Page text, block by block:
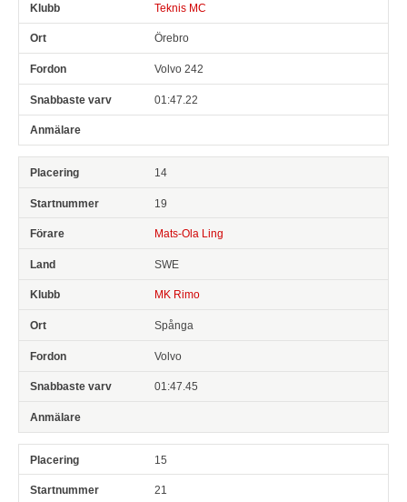
Teknis MC
Örebro
Volvo 242
01:47.22
14
19
Mats-Ola Ling
SWE
MK Rimo
Spånga
Volvo
01:47.45
15
21